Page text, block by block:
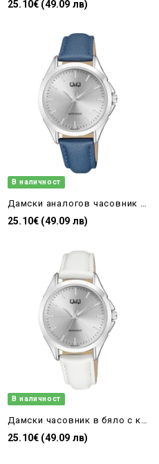
25.10€ (49.09 лв)
В наличност
25.10€ (49.09 лв)
В наличност
25.10€ (49.09 лв)